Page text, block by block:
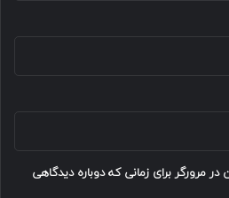
مرورگر برای زمانی که دوباره دیدگاهی